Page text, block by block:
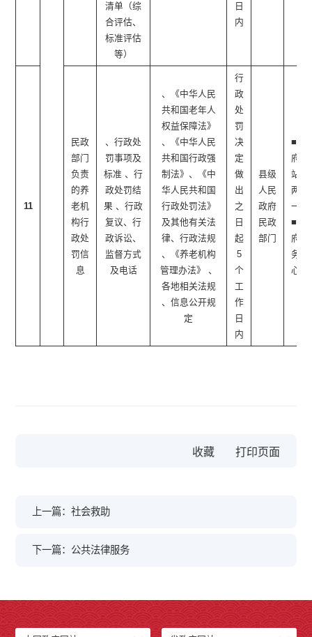
清单（综
合评估、
标准评估
等）
日
内
11
民政
部门
负责
的养
老机
构行
政处
罚信
息
、行政处
罚事项及
标准 、行
政处罚结
果 、行政
复议、行
政诉讼、
监督方式
及电话
、《中华人民
共和国老年人
权益保障法》
、《中华人民
共和国行政强
制法》、《中
华人民共和国
行政处罚法》
及其他有关法
律、行政法规
、《养老机构
管理办法》 、
各地相关法规
、信息公开规
定
行
政
处
罚
决
定
做
出
之
日
起
5
个
工
作
日
内
县级
人民
政府
民政
部门
■政
府网
站 ■
两微
一端
■政
府服
务中
心
收藏
上一篇：社会救助
下一篇：公共法律服务